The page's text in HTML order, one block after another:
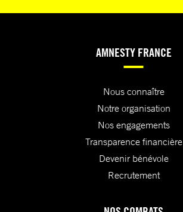
AMNESTY FRANCE
Nous connaître
Notre organisation
Nos engagements
Transparence financière
Devenir bénévole
Recrutement